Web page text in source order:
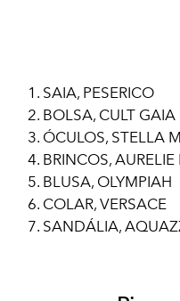
SAIA, PESERICO
BOLSA, CULT GAIA
ÓCULOS, STELLA
BRINCOS,
BLUSA, OLYMPIAH
COLAR, VERSACE
SANDÁLIA,